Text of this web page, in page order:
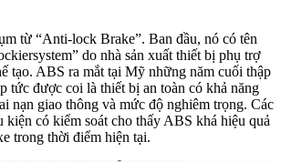
từ “Anti-lock Brake”. Ban đầu, nó có tên
do nhà sản xuất thiết bị phụ trợ
tạo. ABS ra mắt tại Mỹ những năm cuối thập
tức được coi là thiết bị an toàn có khả năng
nạn giao thông và mức độ nghiêm trọng. Các
có kiểm soát cho thấy ABS khá hiệu quả
trong thời điểm hiện tại.